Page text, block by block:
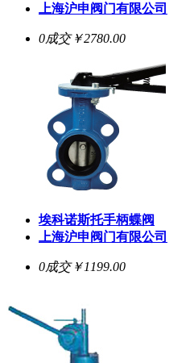
上海沪申阀门有限公司
0成交￥2780.00
埃科诺斯托手柄蝶阀
上海沪申阀门有限公司
0成交￥1199.00